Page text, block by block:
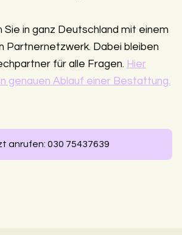
Sie in ganz Deutschland mit einem
Partnernetzwerk. Dabei bleiben
für alle Fragen. Hier
genauen Ablauf einer Bestattung.
anrufen: 030 75437639